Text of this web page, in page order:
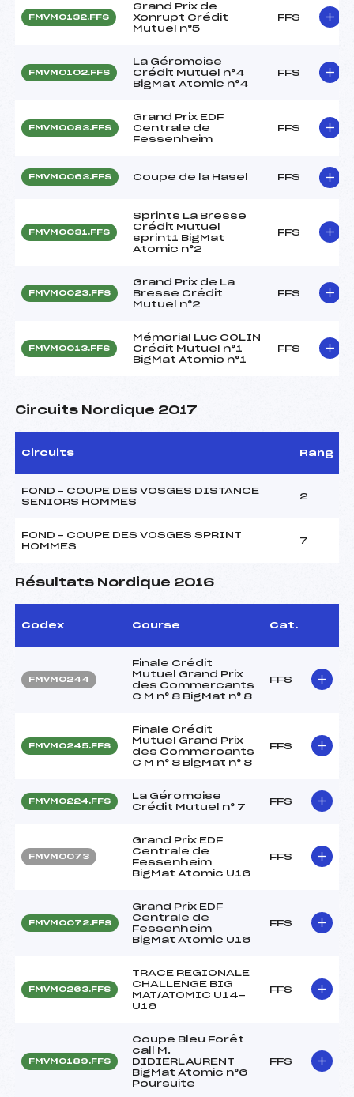
FMVM0132.FFS
Grand Prix de
Xonrupt Crédit
Mutuel n°5
FFS
FMVM0102.FFS
La Géromoise
Crédit Mutuel n°4
BigMat Atomic n°4
FFS
FMVM0083.FFS
Grand Prix EDF
Centrale de
Fessenheim
FFS
FMVM0063.FFS Coupe de la Hasel FFS
FMVM0031.FFS
Sprints La Bresse
Crédit Mutuel
sprint1 BigMat
Atomic n°2
FFS
FMVM0023.FFS
Grand Prix de La
Bresse Crédit
Mutuel n°2
FFS
FMVM0013.FFS
Mémorial Luc COLIN
Crédit Mutuel n°1
BigMat Atomic n°1
FFS
Circuits Nordique 2017
Circuits Rang
FOND – COUPE DES VOSGES DISTANCE
SENIORS HOMMES
2
FOND – COUPE DES VOSGES SPRINT
HOMMES
7
Résultats Nordique 2016
Codex Course Cat.
FMVM0244
Finale Crédit
Mutuel Grand Prix
des Commercants
C M n° 8 BigMat n° 8
FFS
FMVM0245.FFS
Finale Crédit
Mutuel Grand Prix
des Commercants
C M n° 8 BigMat n° 8
FFS
FMVM0224.FFS
La Géromoise
Crédit Mutuel n° 7
FFS
FMVM0073
Grand Prix EDF
Centrale de
Fessenheim
BigMat Atomic U16
FFS
FMVM0072.FFS
Grand Prix EDF
Centrale de
Fessenheim
BigMat Atomic U16
FFS
FMVM0263.FFS
TRACE REGIONALE
CHALLENGE BIG
MAT/ATOMIC U14-
U16
FFS
FMVM0189.FFS
Coupe Bleu Forêt
call M.
DIDIERLAURENT
BigMat Atomic n°6
Poursuite
FFS